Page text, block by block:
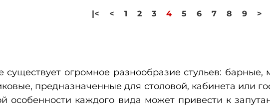
|< < 1 2 3 4 5 6 7 8 9 >
существует огромное разнообразие стульев: барные,
предназначенные для столовой, кабинета или
особенности каждого вида может привести к